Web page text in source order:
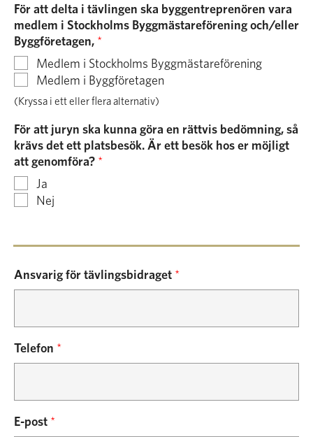
För att delta i tävlingen ska byggentreprenören vara
medlem i Stockholms Byggmästareförening och/eller
Byggföretagen, *
Medlem i Stockholms Byggmästareförening
Medlem i Byggföretagen
(Kryssa i ett eller flera alternativ)
För att juryn ska kunna göra en rättvis bedömning, så
krävs det ett platsbesök. Är ett besök hos er möjligt
att genomföra? *
Ja
Nej
Ansvarig för tävlingsbidraget *
Telefon *
E-post *